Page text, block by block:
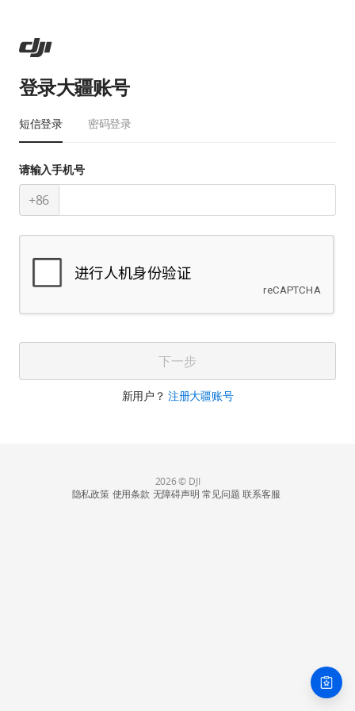
登录大疆账号
短信登录 密码登录
请输入手机号
+86
下一步
新用户？注册大疆账号
2026 © DJI
隐私政策 使用条款 无障碍声明 常见问题 联系客服